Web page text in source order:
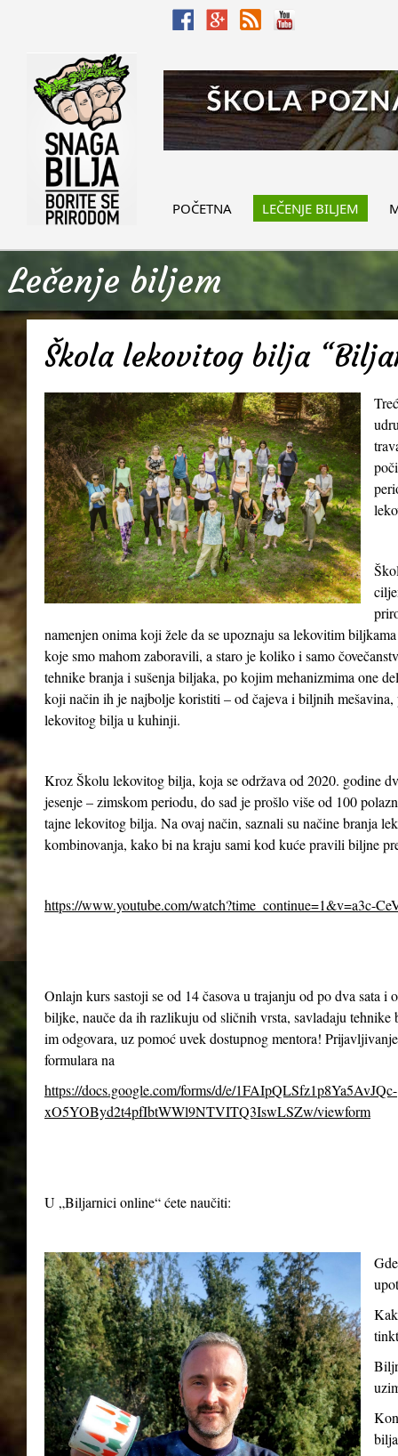
POČETNA LEČENJE BILJEM
Lečenje biljem
Škola lekovitog bilja
namenjen onima koji žele da se upoznaju sa lekovitim
koje smo mahom zaboravili, a staro je koliko i samo
tehnike branja i sušenja biljaka, po kojim mehanizmima one
koji način ih je najbolje koristiti – od čajeva i biljnih mešavina,
lekovitog bilja u kuhinji.
Kroz Školu lekovitog bilja, koja se održava od 2020. godine
jesenje – zimskom periodu, do sad je prošlo više od 100
tajne lekovitog bilja. Na ovaj način, saznali su načine branja
kombinovanja, kako bi na kraju sami kod kuće pravili biljne
https://www.youtube.com/watch?time_continue=1&v=a3c-
Onlajn kurs sastoji se od 14 časova u trajanju od po dva sata
biljke, nauče da ih razlikuju od sličnih vrsta, savladaju
im odgovara, uz pomoć uvek dostupnog mentora!
formulara na
https://docs.google.com/forms/d/e/1FAIpQLSfz1p8Ya5AvJQc-
xO5YOByd2t4pfIbtWWl9NTVITQ3IswLSZw/viewform
U „Biljarnici online“ ćete naučiti: